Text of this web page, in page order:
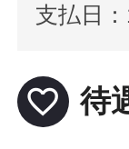
支払日
favorite_border 待